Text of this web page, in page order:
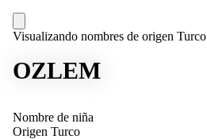
Visualizando nombres de origen Turco
OZLEM
Nombre de niña
Origen Turco